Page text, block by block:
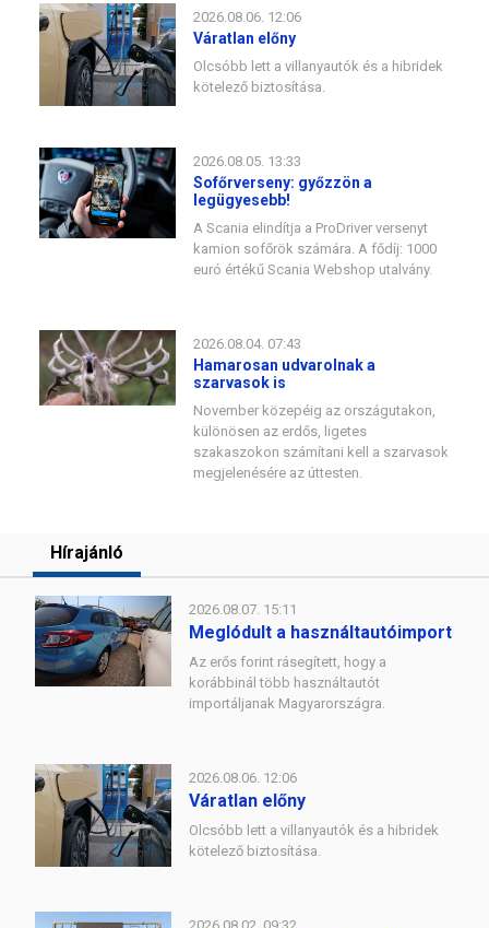
2026.08.06. 12:06
Váratlan előny
Olcsóbb lett a villanyautók és a hibridek
kötelező biztosítása.
2026.08.05. 13:33
Sofőrverseny: győzzön a
legügyesebb!
A Scania elindítja a ProDriver versenyt
kamion sofőrök számára. A fődíj: 1000
euró értékű Scania Webshop utalvány.
2026.08.04. 07:43
Hamarosan udvarolnak a
szarvasok is
November közepéig az országutakon,
különösen az erdős, ligetes
szakaszokon számítani kell a szarvasok
megjelenésére az úttesten.
Hírajánló
2026.08.07. 15:11
Meglódult a használtautóimport
Az erős forint rásegített, hogy a
korábbinál több használtautót
importáljanak Magyarországra.
2026.08.06. 12:06
Váratlan előny
Olcsóbb lett a villanyautók és a hibridek
kötelező biztosítása.